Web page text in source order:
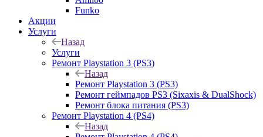
Funko
Акции
Услуги
Назад
Услуги
Ремонт Playstation 3 (PS3)
Назад
Ремонт Playstation 3 (PS3)
Ремонт геймпадов PS3 (Sixaxis & DualShock)
Ремонт блока питания (PS3)
Ремонт Playstation 4 (PS4)
Назад